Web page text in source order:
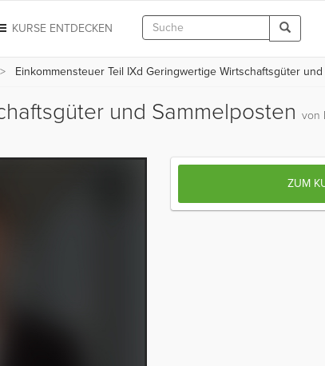
KURSE ENTDECKEN
Einkommensteuer Teil IXd Geringwertige Wirtschaftsgüter und
und Sammelposten von
ZUM